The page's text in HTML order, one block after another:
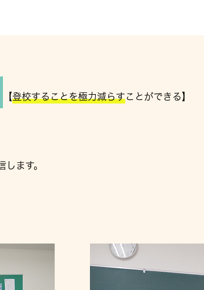
【登校することを極力減らす ことができる】
ます。